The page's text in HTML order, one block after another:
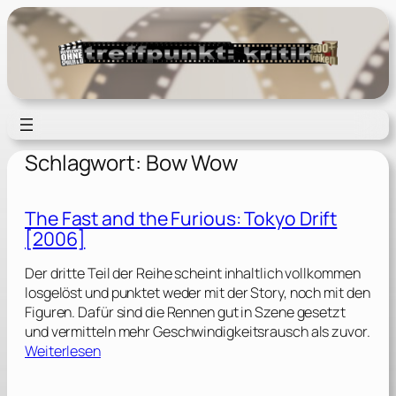
Zum
Inhalt
springen
Schlagwort: Bow Wow
The Fast and the Furious: Tokyo Drift
[2006]
Der dritte Teil der Reihe scheint inhaltlich vollkommen
losgelöst und punktet weder mit der Story, noch mit den
Figuren. Dafür sind die Rennen gut in Szene gesetzt
und vermitteln mehr Geschwindigkeitsrausch als zuvor.
Weiterlesen: